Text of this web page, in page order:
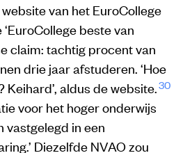
van het EuroCollege
beste van
claim: tachtig procent van
drie jaar afstuderen. ‘Hoe
aldus de website.30
voor het hoger onderwijs
vastgelegd in een
Diezelfde NVAO zou